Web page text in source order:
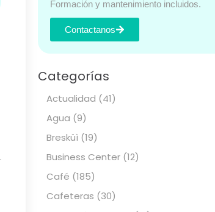
Formación y mantenimiento incluidos.
Contactanos
Categorías
Actualidad (41)
Agua (9)
Bresküì(19)
Business Center(12)
Café (185)
Cafeteras (30)